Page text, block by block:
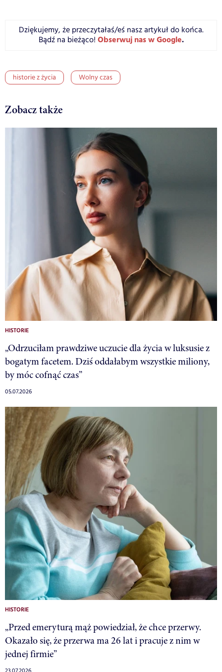
Dziękujemy, że przeczytałaś/eś nasz artykuł do końca.
Bądź na bieżąco! Obserwuj nas w Google.
historie z życia Wolny czas
Zobacz także
HISTORIE
„Odrzuciłam prawdziwe uczucie dla życia w luksusie z
bogatym facetem. Dziś oddałabym wszystkie miliony,
by móc cofnąć czas”
05.07.2026
HISTORIE
„Przed emeryturą mąż powiedział, że chce przerwy.
Okazało się, że przerwa ma 26 lat i pracuje z nim w
jednej firmie”